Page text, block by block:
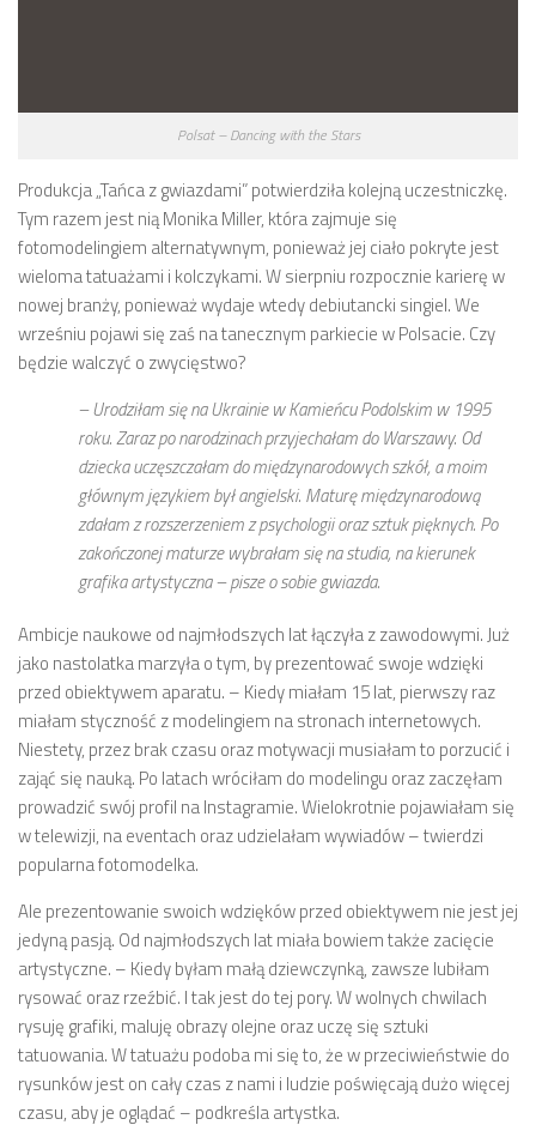
Polsat – Dancing with the Stars
Produkcja „Tańca z gwiazdami” potwierdziła kolejną uczestniczkę.
Tym razem jest nią Monika Miller, która zajmuje się
fotomodelingiem alternatywnym, ponieważ jej ciało pokryte jest
wieloma tatuażami i kolczykami. W sierpniu rozpocznie karierę w
nowej branży, ponieważ wydaje wtedy debiutancki singiel. We
wrześniu pojawi się zaś na tanecznym parkiecie w Polsacie. Czy
będzie walczyć o zwycięstwo?
– Urodziłam się na Ukrainie w Kamieńcu Podolskim w 1995
roku. Zaraz po narodzinach przyjechałam do Warszawy. Od
dziecka uczęszczałam do międzynarodowych szkół, a moim
głównym językiem był angielski. Maturę międzynarodową
zdałam z rozszerzeniem z psychologii oraz sztuk pięknych. Po
zakończonej maturze wybrałam się na studia, na kierunek
grafika artystyczna – pisze o sobie gwiazda.
Ambicje naukowe od najmłodszych lat łączyła z zawodowymi. Już
jako nastolatka marzyła o tym, by prezentować swoje wdzięki
przed obiektywem aparatu. – Kiedy miałam 15 lat, pierwszy raz
miałam styczność z modelingiem na stronach internetowych.
Niestety, przez brak czasu oraz motywacji musiałam to porzucić i
zająć się nauką. Po latach wróciłam do modelingu oraz zaczęłam
prowadzić swój profil na Instagramie. Wielokrotnie pojawiałam się
w telewizji, na eventach oraz udzielałam wywiadów – twierdzi
popularna fotomodelka.
Ale prezentowanie swoich wdzięków przed obiektywem nie jest jej
jedyną pasją. Od najmłodszych lat miała bowiem także zacięcie
artystyczne. – Kiedy byłam małą dziewczynką, zawsze lubiłam
rysować oraz rzeźbić. I tak jest do tej pory. W wolnych chwilach
rysuję grafiki, maluję obrazy olejne oraz uczę się sztuki
tatuowania. W tatuażu podoba mi się to, że w przeciwieństwie do
rysunków jest on cały czas z nami i ludzie poświęcają dużo więcej
czasu, aby je oglądać – podkreśla artystka.